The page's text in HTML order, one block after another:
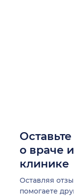
о враче
клинике
Оставляя
помогаете